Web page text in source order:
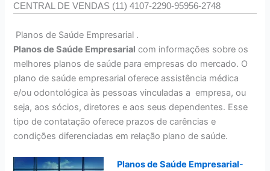
CENTRAL DE VENDAS (11) 4107-2290-95956-2748
Planos de Saúde Empresarial .
Planos de Saúde Empresarial com informações sobre os
melhores planos de saúde para empresas do mercado. O
plano de saúde empresarial oferece assistência médica
e/ou odontológica às pessoas vinculadas a empresa, ou
seja, aos sócios, diretores e aos seus dependentes. Esse
tipo de contatação oferece prazos de carências e
condições diferenciadas em relação plano de saúde.
Planos de Saúde Empresarial-